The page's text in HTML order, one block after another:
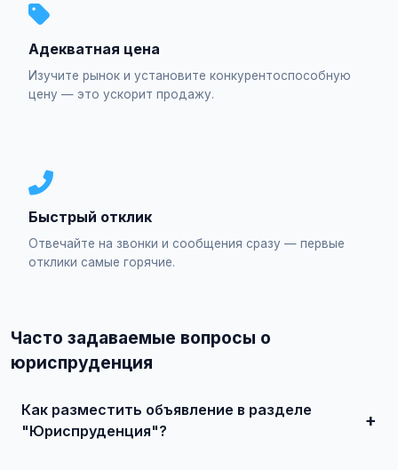
Адекватная цена
Изучите рынок и установите конкурентоспособную
цену — это ускорит продажу.
Быстрый отклик
Отвечайте на звонки и сообщения сразу — первые
отклики самые горячие.
Часто задаваемые вопросы о
юриспруденция
Как разместить объявление в разделе
"Юриспруденция"?